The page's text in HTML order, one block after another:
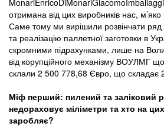
отримана від цих виробників нас,
Саме тому ми вирішили розвінчати
та реалізацію паллетної заготовки в
скромними підрахунками, лише на
від корупційного механізму ВОУЛМГ
склали 2 500 778,68 Євро, що складає
Міф перший: пилений та заліковий
недораховує міліметри та хто на
заробляє?